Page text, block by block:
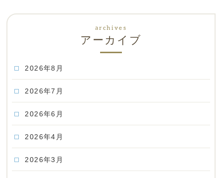
アーカイブ
2026年8月
2026年7月
2026年6月
2026年4月
2026年3月